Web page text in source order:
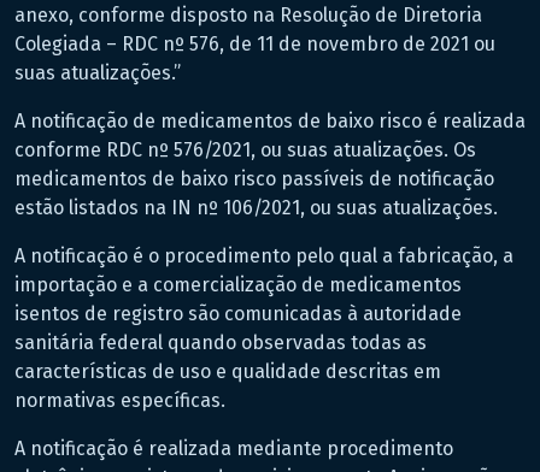
anexo, conforme disposto na Resolução de Diretoria
Colegiada – RDC nº 576, de 11 de novembro de 2021 ou
suas atualizações.”
A notificação de medicamentos de baixo risco é realizada
conforme RDC nº 576/2021, ou suas atualizações. Os
medicamentos de baixo risco passíveis de notificação
estão listados na IN nº 106/2021, ou suas atualizações.
A notificação é o procedimento pelo qual a fabricação, a
importação e a comercialização de medicamentos
isentos de registro são comunicadas à autoridade
sanitária federal quando observadas todas as
características de uso e qualidade descritas em
normativas específicas.
A notificação é realizada mediante procedimento